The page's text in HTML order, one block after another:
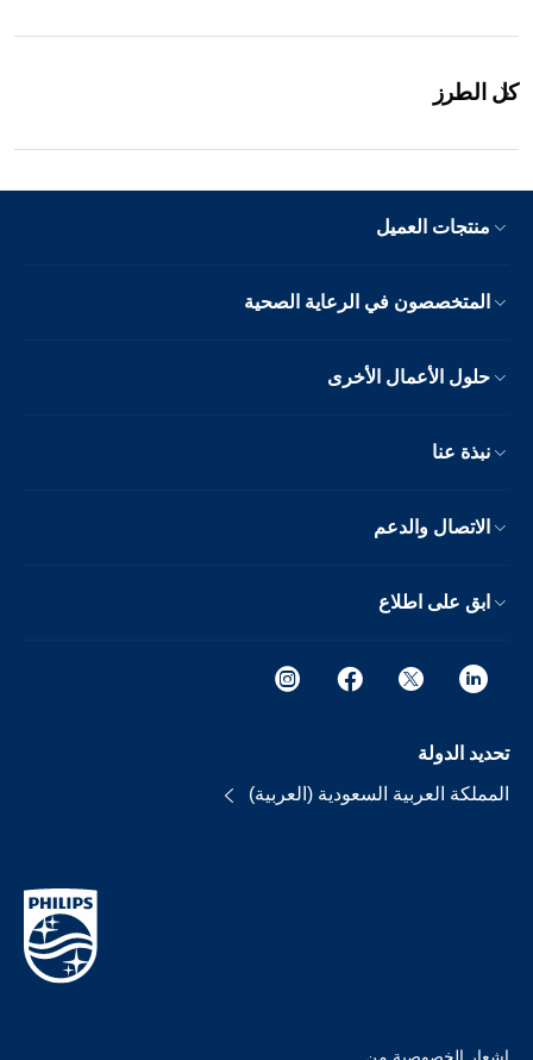
كل الطرز
منتجات العميل
المتخصصون في الرعاية الصحية
حلول الأعمال الأخرى
نبذة عنا
الاتصال والدعم
ابق على اطلاع
تحديد الدولة
المملكة العربية السعودية (العربية)